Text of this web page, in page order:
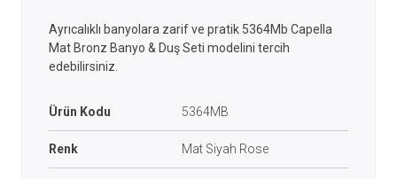
Ayrıcalıklı banyolara zarif ve pratik 5364Mb Capella
Mat Bronz Banyo & Duş Seti modelini tercih
edebilirsiniz.
Ürün Kodu 5364MB
Renk Mat Siyah Rose